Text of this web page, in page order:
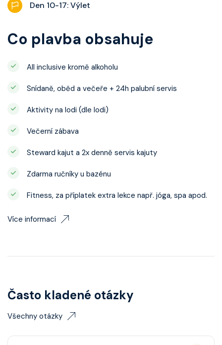
Den 10-17: Výlet
Co plavba obsahuje
All inclusive kromě alkoholu
Snídaně, oběd a večeře + 24h palubní servis
Aktivity na lodi (dle lodi)
Večerní zábava
Steward kajut a 2x denně servis kajuty
Zdarma ručníky u bazénu
Fitness, za příplatek extra lekce např. jóga, spa apod.
Více informací
Často kladené otázky
Všechny otázky